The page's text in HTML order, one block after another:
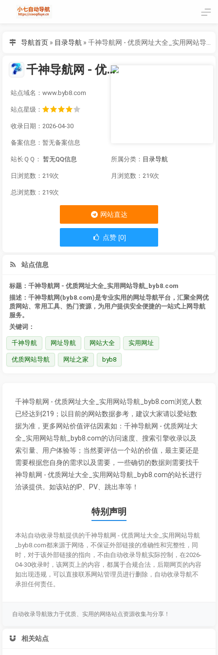
导航首页 » 目录导航 »
千神导航网 - 优质网址大全_实用网站导航_byb8.com
站点域名：www.byb8.com
站点星级：
收录日期：2026-04-30
备案信息： 暂无备案信息
站长ＱＱ： 暂无QQ信息 所属分类： 目录导航
日浏览数：219次 月浏览数：219次
总浏览数：219次
网站直达
点赞 [0]
站点信息
标题：千神导航网 - 优质网址大全_实用网站导航_byb8.com
描述：千神导航网(byb8.com)是专业实用的网址导航平台，汇聚全网优
质网站、常用工具、热门资源，为用户提供安全便捷的一站式上网导航
服务。
关键词：
千神导航 网址导航 网站大全 实用网址
优质网站导航 网址之家 byb8
千神导航网 - 优质网址大全_实用网站导航_byb8.com浏览人数
已经达到219；以目前的网站数据参考，建议大家请以爱站数
据为准，更多网站价值评估因素如：千神导航网 - 优质网址大
全_实用网站导航_byb8.com的访问速度、搜索引擎收录以及
索引量、用户体验等；当然要评估一个站的价值，最主要还是
需要根据您自身的需求以及需要，一些确切的数据则需要找千
神导航网 - 优质网址大全_实用网站导航_byb8.com的站长进行
洽谈提供。如该站的IP、PV、跳出率等！
特别声明
本站自动收录导航提供的千神导航网 - 优质网址大全_实用网站导航
_byb8.com都来源于网络，不保证外部链接的准确性和完整性，同
时，对于该外部链接的指向，不由自动收录导航实际控制，在2026-
04-30收录时，该网页上的内容，都属于合规合法，后期网页的内容
如出现违规，可以直接联系网站管理员进行删除，自动收录导航不
承担任何责任。
自动收录导航致力于优质、实用的网络站点资源收集与分享！
相关站点